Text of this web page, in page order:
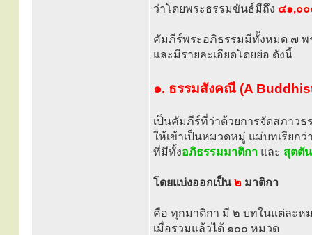
ว่าโดยพระธรรมขันธ์มีถึง ๔๑,๐๐
คัมภีร์พระอภิธรรมมีทั้งหมด ๗ พ
และมีรายละเอียดโดยย่อ ดังนี้
๑. ธรรมสังคณี (A
เป็นคัมภีร์ที่ว่าด้วยการจัดสภาวธ
ให้เข้าเป็นหมวดหมู่ แม่บทเรียกว่
ที่มีทั้งอภิธรรมมาติกา และ สุตตั
โดยแบ่งออกเป็น๒ มาติกา
คือ ทุกมาติกา มี ๒ บทในแต่ละห
เมื่อรวมแล้วได้ ๑๐๐ หมวด